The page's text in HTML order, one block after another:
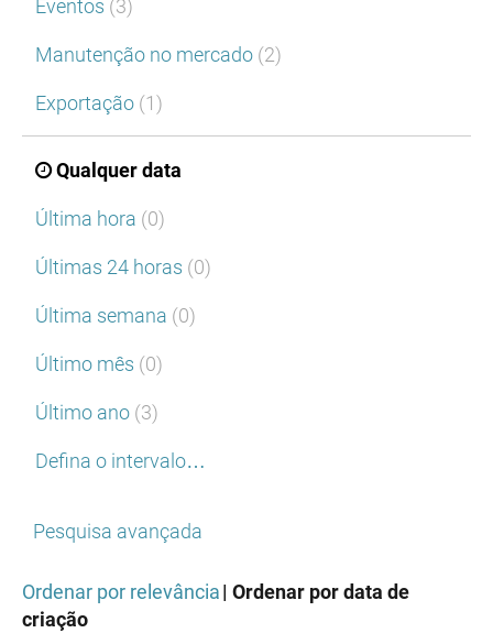
Eventos (3)
Manutenção no mercado (2)
Exportação (1)
Qualquer data
Última hora (0)
Últimas 24 horas (0)
Última semana (0)
Último mês (0)
Último ano (3)
Defina o intervalo…
Pesquisa avançada
Ordenar por relevância| Ordenar por data de
criação